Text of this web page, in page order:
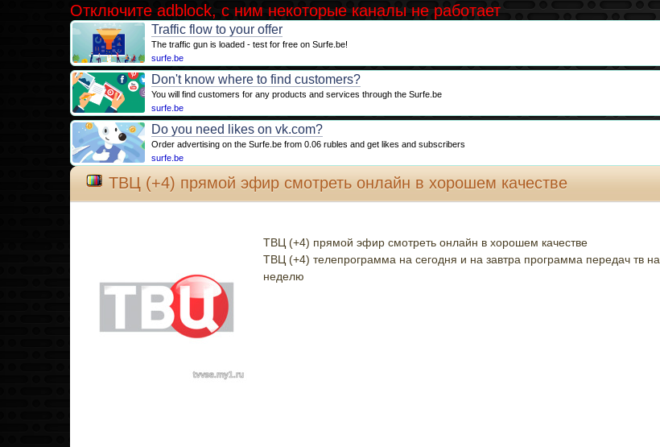
Отключите adblock, с ним некоторые каналы не работает
Traffic flow to your offer
The traffic gun is loaded - test for free on Surfe.be!
surfe.be
Don't know where to find customers?
You will find customers for any products and services through the Surfe.be
surfe.be
Do you need likes on vk.com?
Order advertising on the Surfe.be from 0.06 rubles and get likes and subscribers
surfe.be
ТВЦ (+4) прямой эфир смотреть онлайн в хорошем качестве
ТВЦ (+4) прямой эфир смотреть онлайн в хорошем качестве
ТВЦ (+4) телепрограмма на сегодня и на завтра программа передач тв на
неделю